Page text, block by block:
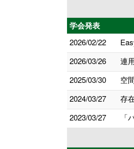
学会発表
2026/02/22
2026/03/26
連
2025/03/30
空
2024/03/27
存
2023/03/27